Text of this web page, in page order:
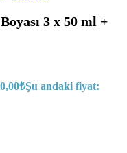
3 x 50 ml +
₺Şu andaki fiyat: